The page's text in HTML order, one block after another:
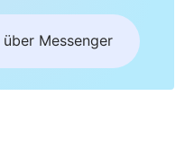
Messenger